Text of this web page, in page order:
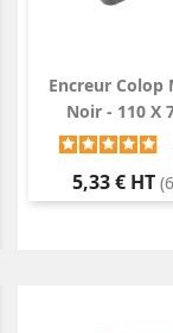
Encreur Colop
Noir - 110 X
Prix
5,33 € HT